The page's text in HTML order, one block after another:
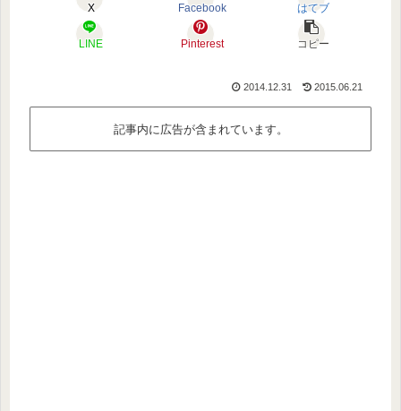
X Facebook はてブ
LINE Pinterest コピー
2014.12.31 2015.06.21
記事内に広告が含まれています。